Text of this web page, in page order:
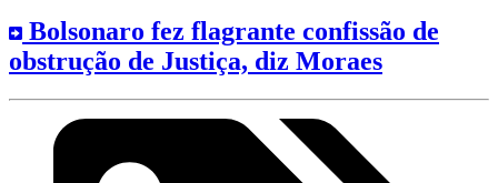
Bolsonaro fez flagrante confissão de
obstrução de Justiça, diz Moraes